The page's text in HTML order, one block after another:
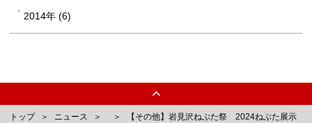
2014年 (6)
トップ ニュース 【その他】岩見沢ねぶた祭 2024ねぶた展示